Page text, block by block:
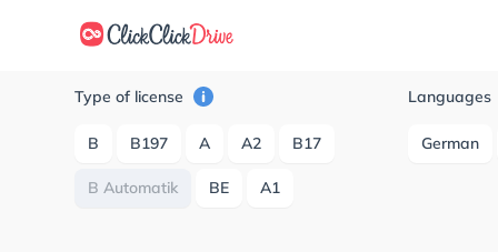
Type of license
B B197 A A2 B17
B Automatik BE A1
Languages
German